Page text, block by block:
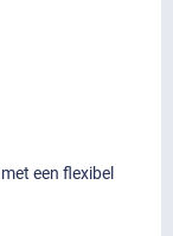
een flexibel